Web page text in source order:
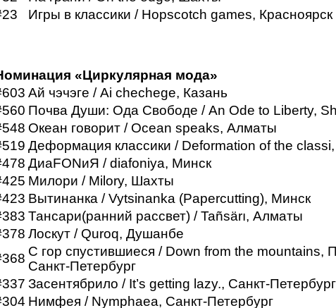
Игры в классики / Hopscotch games, Красноярск
«Циркулярная мода»
Ай чэчэге / Ai chechege, Казань
Почва Души: Ода Свободе / An Ode to Liberty,
Океан говорит / Ocean speaks, Алматы
Деформация классики / Deformation of the
ДиаFONиЯ / diafoniya, Минск
Милори / Milory, Шахты
Вытинанка / Vytsinanka (Papercutting), Минск
Тансари(ранний рассвет) / Tañsärı, Алматы
Лоскут / Quroq, Душанбе
С гор спустившиеся / Down from the mountains,
Санкт-Петербург
Засентябрило / It’s getting lazy., Санкт-Петербург
Нимфея / Nymphaea, Санкт-Петербург